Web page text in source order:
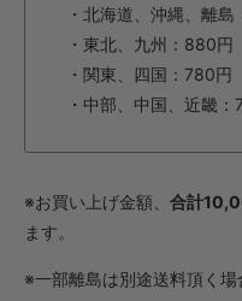
・北海道、沖縄、離
・東北、九州：880円
・関東、四国：780円
・中部、中国、近畿：
※お買い上げ金額、 合計
ます。
※一部離島は別途送料頂く場